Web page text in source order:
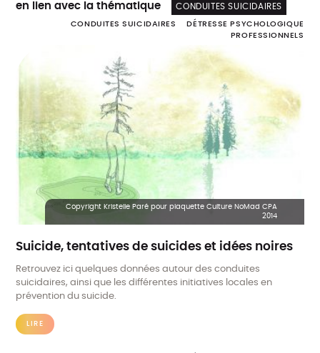
en lien avec la thématique CONDUITES SUICIDAIRES
CONDUITES SUICIDAIRES
DÉTRESSE PSYCHOLOGIQUE
PROFESSIONNELS
Copyright Kristelle Paré pour plaquette Culture NoMad CPA
2014
Suicide, tentatives de suicides et idées noires
Retrouvez ici quelques données autour des conduites
suicidaires, ainsi que les différentes initiatives locales en
prévention du suicide.
LIRE